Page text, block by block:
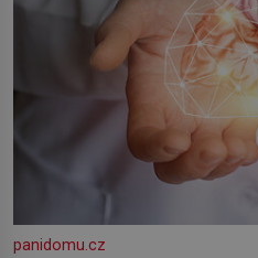
panidomu.cz